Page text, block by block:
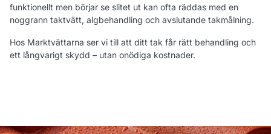
funktionellt men börjar se slitet ut kan ofta räddas med en
noggrann taktvätt, algbehandling och avslutande takmålning.
Hos Marktvättarna ser vi till att ditt tak får rätt behandling och
ett långvarigt skydd – utan onödiga kostnader.